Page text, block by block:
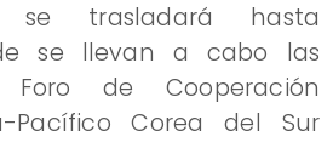
se trasladará hasta
se llevan a cabo las
de Cooperación
Pacífico Corea del Sur